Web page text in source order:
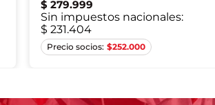
$ 279.999
Sin impuestos nacionales:
$ 231.404
$252.000
M